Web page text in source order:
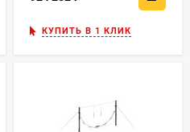
КУПИТЬ В 1 КЛИК